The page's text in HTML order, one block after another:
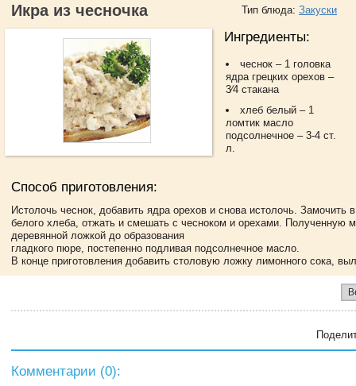
Тип блюда: Закуски
Икра из чесночка
Ингредиенты:
чеснок – 1 головка
ядра грецких орехов –
3⁄4 стакана
хлеб белый – 1
ломтик масло
подсолнечное – 3-4 ст.
л.
Способ приготовления:
Истолочь чеснок, добавить ядра орехов и снова истолочь. Замочить
белого хлеба, отжать и смешать с чесноком и орехами. Полученную
деревянной ложкой до образования
гладкого пюре, постепенно подливая подсолнечное масло.
В конце приготовления добавить столовую ложку лимонного сока,
Комментарии (0):